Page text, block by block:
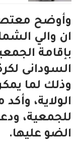
وأوضح
ان والي
بإقامة
السودانى
وذلك لما
الولاية،
للجمعية،
الضو عليها.